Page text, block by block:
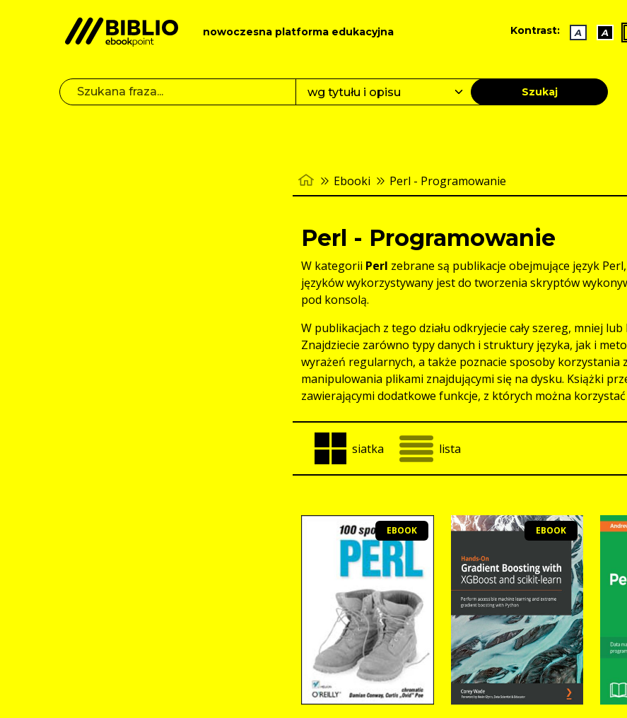
nowoczesna platforma edukacyjna Kontrast: A A
Szukaj
Ebooki Perl - Programowanie
Perl - Programowanie
W kategorii Perl zebrane są publikacje obejmujące język
języków wykorzystywany jest do tworzenia skryptów
pod konsolą.
W publikacjach z tego działu odkryjecie cały szereg, mniej
Znajdziecie zarówno typy danych i struktury języka, jak i
wyrażeń regularnych, a także poznacie sposoby korzystania
manipulowania plikami znajdującymi się na dysku. Książki
zawierającymi dodatkowe funkcje, z których można
siatka lista
EBOOK EBOOK